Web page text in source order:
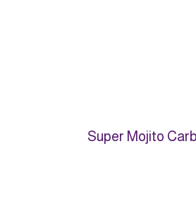
Super Mojito